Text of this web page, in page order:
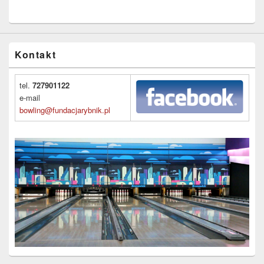
Kontakt
tel. 727901122
e-mail
bowling@fundacjarybnik.pl